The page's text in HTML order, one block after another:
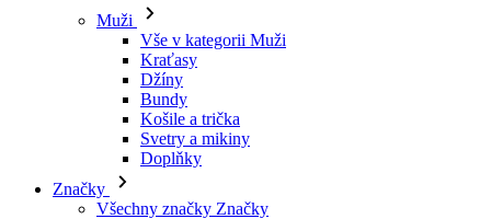
Muži
Vše v kategorii Muži
Kraťasy
Džíny
Bundy
Košile a trička
Svetry a mikiny
Doplňky
Značky
Všechny značky Značky